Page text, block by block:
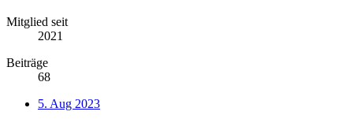
Mitglied seit
2021
Beiträge
68
5. Aug 2023